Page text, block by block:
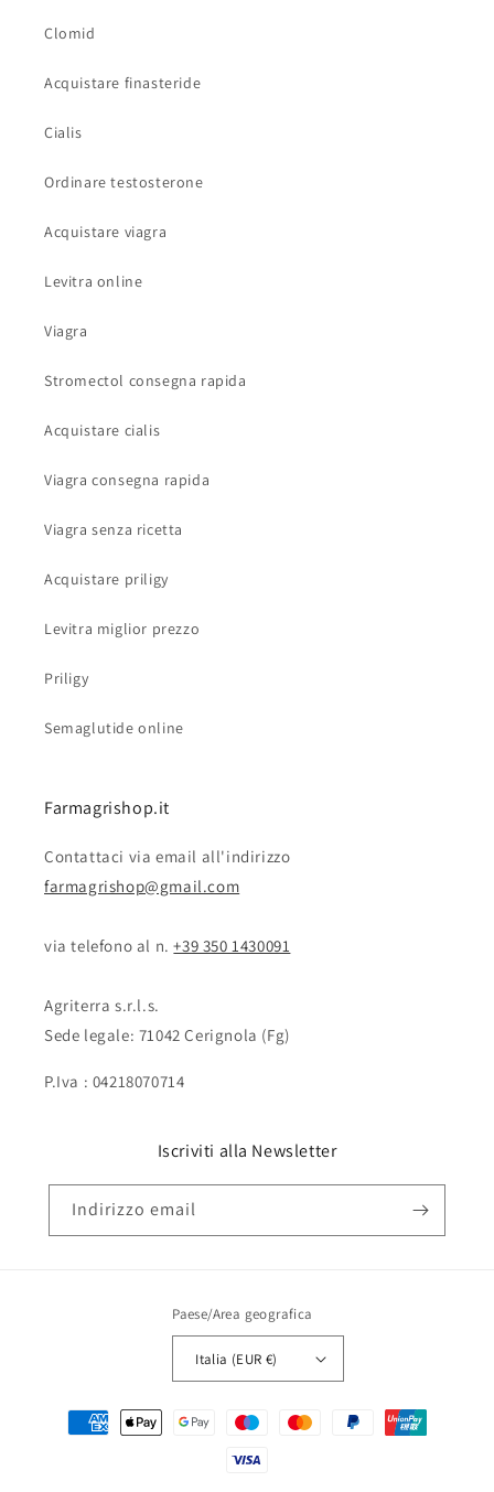
Clomid
Acquistare finasteride
Cialis
Ordinare testosterone
Acquistare viagra
Levitra online
Viagra
Stromectol consegna rapida
Acquistare cialis
Viagra consegna rapida
Viagra senza ricetta
Acquistare priligy
Levitra miglior prezzo
Priligy
Semaglutide online
Farmagrishop.it
Contattaci via email all'indirizzo
farmagrishop@gmail.com
via telefono al n. ‭‭+39 350 1430091
Agriterra s.r.l.s.
Sede legale: 71042 Cerignola (Fg)
P.Iva : 04218070714
Iscriviti alla Newsletter
Indirizzo email
Paese/Area geografica
Italia (EUR €)
Metodi